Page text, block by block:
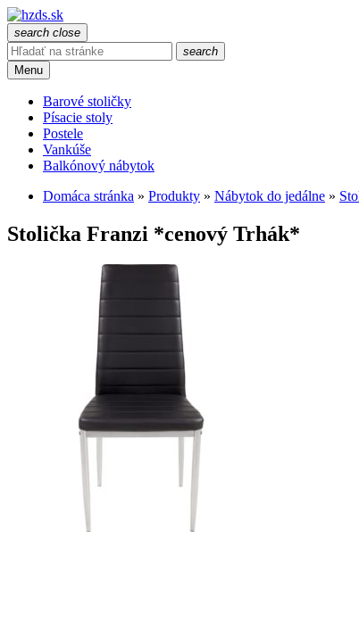
search close
search
Menu
Barové stoličky
Písacie stoly
Postele
Vankúše
Balkónový nábytok
Domáca stránka » Produkty » Nábytok do jedálne »
Stolička Franzi *cenový Trhák*